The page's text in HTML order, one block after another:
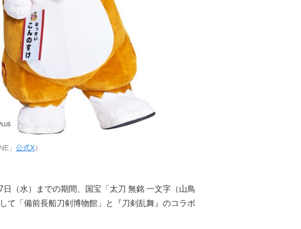
」 公式X）
（水）までの期間、国宝「太刀 無銘 一文字（山鳥
て「備前長船刀剣博物館」と『刀剣乱舞』のコラボ